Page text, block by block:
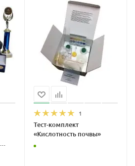
1
Тест-комплект
«Кислотность почвы»